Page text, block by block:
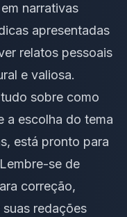
narrativas
apresentadas
relatos pessoais
e valiosa.
sobre como
a escolha do tema
está pronto para
se de
correção,
redações